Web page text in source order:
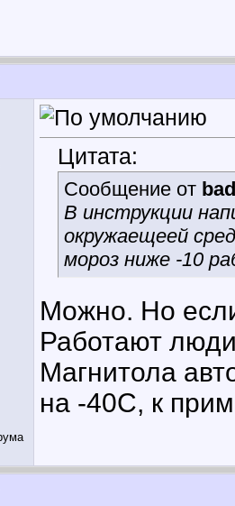
Цитата:
Сообщение от
В инструкции
окружаещеей
мороз ниже -10
Можно. Но
Работают
Магнитола
на -40С, к